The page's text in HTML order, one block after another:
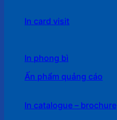
In card visit
In phong bì
Ấn phẩm quảng cáo
In catalogue – brochure